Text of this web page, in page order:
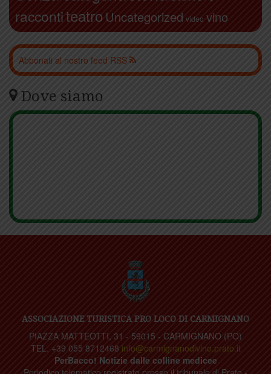
raccontiteatro Uncategorized video vino
Abbonati al nostro feed RSS
Dove siamo
ASSOCIAZIONE TURISTICA PRO LOCO DI CARMIGNANO
PIAZZA MATTEOTTI, 31 - 59015 - CARMIGNANO (PO)
TEL. +39 055 8712468 info@carmignanodivino.prato.it
PerBacco! Notizie dalle colline medicee